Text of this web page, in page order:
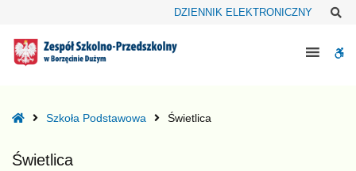
DZIENNIK ELEKTRONICZNY
HomeSzkoła Podstawowa Świetlica
Świetlica